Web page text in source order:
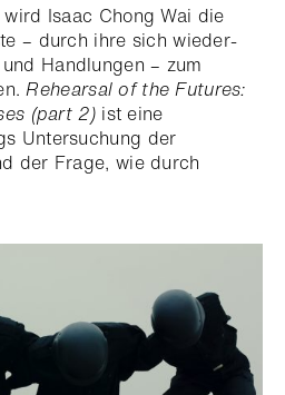
Isaac Chong Wai die
– durch ihre sich wieder-
Handlungen – zum
Rehearsal of the Futures:
(part 2)ist eine
Untersuchung der
der Frage, wie durch